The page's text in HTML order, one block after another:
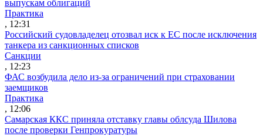
выпускам облигаций
Практика
, 12:31
Российский судовладелец отозвал иск к ЕС после исключения
танкера из санкционных списков
Санкции
, 12:23
ФАС возбудила дело из-за ограничений при страховании
заемщиков
Практика
, 12:06
Самарская ККС приняла отставку главы облсуда Шилова
после проверки Генпрокуратуры